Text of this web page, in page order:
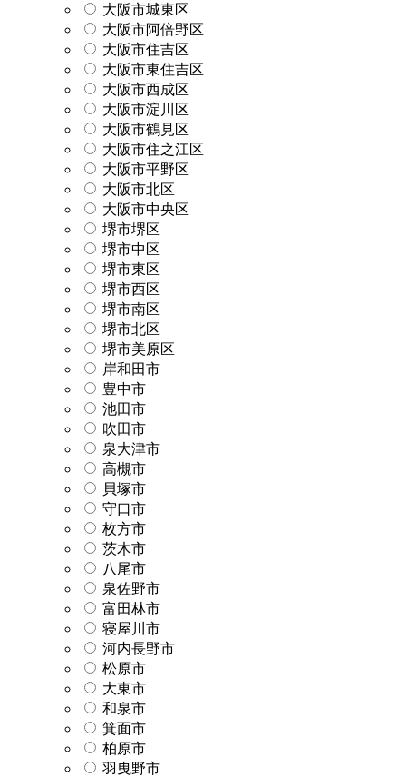
大阪市城東区
大阪市阿倍野区
大阪市住吉区
大阪市東住吉区
大阪市西成区
大阪市淀川区
大阪市鶴見区
大阪市住之江区
大阪市平野区
大阪市北区
大阪市中央区
堺市堺区
堺市中区
堺市東区
堺市西区
堺市南区
堺市北区
堺市美原区
岸和田市
豊中市
池田市
吹田市
泉大津市
高槻市
貝塚市
守口市
枚方市
茨木市
八尾市
泉佐野市
富田林市
寝屋川市
河内長野市
松原市
大東市
和泉市
箕面市
柏原市
羽曳野市